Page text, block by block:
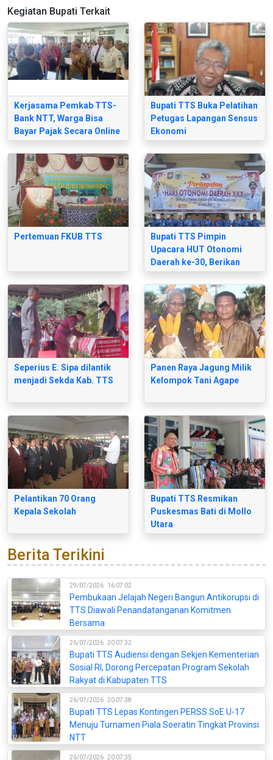
Kegiatan Bupati Terkait
Kerjasama Pemkab TTS-
Bank NTT, Warga Bisa
Bayar Pajak Secara Online
Bupati TTS Buka Pelatihan
Petugas Lapangan Sensus
Ekonomi
Pertemuan FKUB TTS
Bupati TTS Pimpin
Upacara HUT Otonomi
Daerah ke-30, Berikan
Aspirasi Masyarakat
Seperius E. Sipa dilantik
menjadi Sekda Kab. TTS
Panen Raya Jagung Milik
Kelompok Tani Agape
Pelantikan 70 Orang
Kepala Sekolah
Bupati TTS Resmikan
Puskesmas Bati di Mollo
Utara
Berita Terikini
29/07/2026 16:07:02
Pembukaan Jelajah Negeri Bangun Antikorupsi di
TTS Diawali Penandatanganan Komitmen
Bersama
26/07/2026 20:07:32
Bupati TTS Audiensi dengan Sekjen Kementerian
Sosial RI, Dorong Percepatan Program Sekolah
Rakyat di Kabupaten TTS
26/07/2026 20:07:38
Bupati TTS Lepas Kontingen PERSS SoE U-17
Menuju Turnamen Piala Soeratin Tingkat Provinsi
NTT
26/07/2026 20:07:35